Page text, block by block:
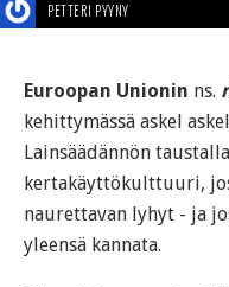
PETTERI PYYNY
Euroopan Unionin ns.
kehittymässä askel
Lainsäädännön
kertakäyttökulttuuri,
naurettavan lyhyt - ja
yleensä kannata.